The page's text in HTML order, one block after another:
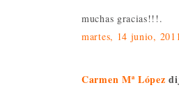
muchas gracias!!!.
martes, 14 junio, 2011
Carmen Mª López